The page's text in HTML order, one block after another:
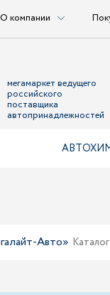
О компании
мегамаркет ведущего
российского
поставщика
автопринадлежностей
Авто» Каталог